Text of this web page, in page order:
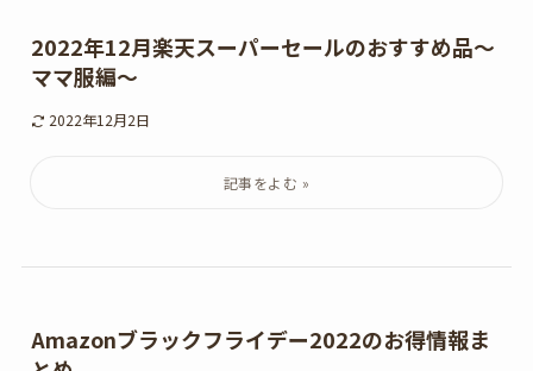
2022年12月楽天スーパーセールのおすすめ品～
ママ服編～
2022年12月2日
Amazonブラックフライデー2022のお得情報ま